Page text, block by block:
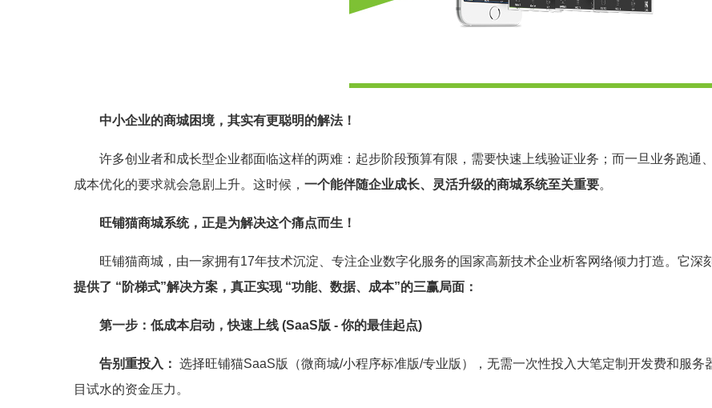
中小企业的商城困境，其实有更聪明的解法！
许多创业者和成长型企业都面临这样的两难：起步阶段预算有限，需要快速上线验证业务；而一旦业务跑通
成本优化的要求就会急剧上升。这时候， 一个能伴随企业成长、灵活升级的商城系统至关重要。
旺铺猫商城系统，正是为解决这个痛点而生！
旺铺猫商城，由一家拥有17年技术沉淀、专注企业数字化服务的国家高新技术企业析客网络倾力打造。它深
提供了 “阶梯式”解决方案，真正实现 “功能、数据、成本”的三赢局面：
第一步：低成本启动，快速上线 (SaaS版 - 你的最佳起点)
告别重投入： 选择旺铺猫SaaS版（微商城/小程序标准版/专业版），无需一次性投入大笔定制开发费和服
目试水的资金压力。